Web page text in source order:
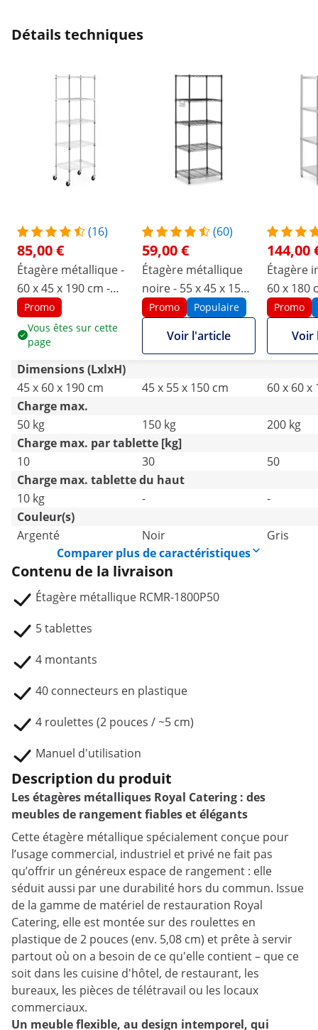
Détails techniques
(16)
85,00 €
Étagère métallique -
60 x 45 x 190 cm -
50 kg - 4 roulettes -
Royal Catering
Promo
Vous êtes sur cette
page
(60)
59,00 €
Étagère métallique
noire - 55 x 45 x 150
cm - 150 kg
Promo Populaire
Voir l'article
144,00
Étagère
60 x 180
Catering
Promo
Voir
Dimensions (LxlxH)
45 x 60 x 190 cm
45 x 55 x 150 cm
60 x 60 x
Charge max.
50 kg
150 kg
200 kg
Charge max. par tablette [kg]
10
30
50
Charge max. tablette du haut
10 kg
-
-
Couleur(s)
Argenté
Noir
Gris
Comparer plus de caractéristiques
Contenu de la livraison
Étagère métallique RCMR-1800P50
5 tablettes
4 montants
40 connecteurs en plastique
4 roulettes (2 pouces / ~5 cm)
Manuel d'utilisation
Description du produit
Les étagères métalliques Royal Catering : des
meubles de rangement fiables et élégants
Cette étagère métallique spécialement conçue pour
l’usage commercial, industriel et privé ne fait pas
qu’offrir un généreux espace de rangement : elle
séduit aussi par une durabilité hors du commun. Issue
de la gamme de matériel de restauration Royal
Catering, elle est montée sur des roulettes en
plastique de 2 pouces (env. 5,08 cm) et prête à servir
partout où on a besoin de ce qu'elle contient – que ce
soit dans les cuisine d'hôtel, de restaurant, les
bureaux, les pièces de télétravail ou les locaux
commerciaux.
Un meuble flexible, au design intemporel, qui